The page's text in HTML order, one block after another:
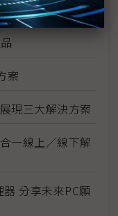
資料中心技術
案
現三大解決方案
一線上／線下解
分享未來PC願